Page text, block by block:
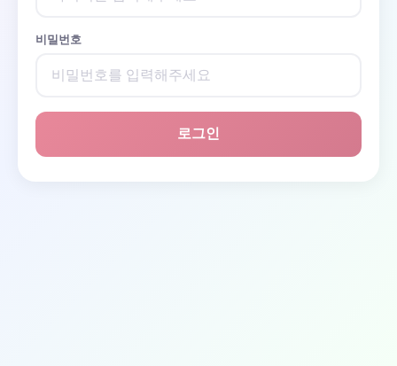
비밀번호
로그인